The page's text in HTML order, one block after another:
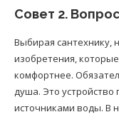
Совет 2.
Выбирая сантехнику,
изобретения,
комфортнее.
душа. Это устройство
источниками воды. В